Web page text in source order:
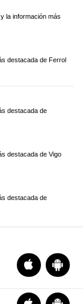
la información más
destacada de Ferrol
destacada de
destacada de Vigo
destacada de